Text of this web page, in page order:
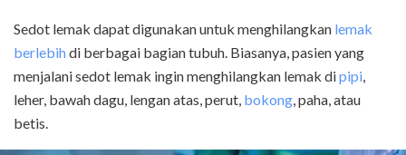
Sedot lemak dapat digunakan untuk menghilangkan lemak
berlebihdi berbagai bagian tubuh. Biasanya, pasien yang
menjalani sedot lemak ingin menghilangkan lemak dipipi,
leher, bawah dagu, lengan atas, perut, bokong, paha, atau
betis.